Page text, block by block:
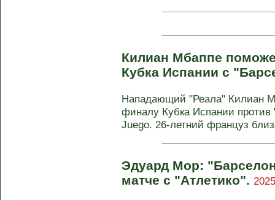
Килиан Мбаппе
Кубка Испании с
Нападающий "Реала" Килиан
финалу Кубка Испании
Juego. 26-летний француз
Эдуард Мор:
матче с "Атлетико".